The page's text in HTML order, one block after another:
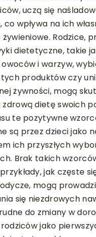
uczą się
co wpływa na ich
Rodzice,
dietetyczne, takie
i warzyw,
produktów czy
żywności, mogą
zdrową dietę swoich
te pozytywne
są przez dzieci jako
ich przyszłych
Brak takich
jak częste
mogą
się niezdrowych
do zmiany w
jako